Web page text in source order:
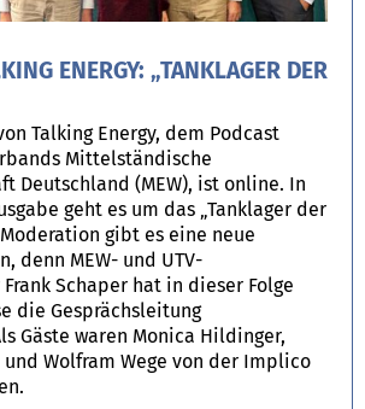
ENERGY: „TANKLAGER DER
Talking Energy, dem Podcast
Mittelständische
Deutschland (MEW), ist online. In
geht es um das „Tanklager der
gibt es eine neue
denn MEW- und UTV-
Schaper hat in dieser Folge
die Gesprächsleitung
Gäste waren Monica Hildinger,
und Wolfram Wege von der Implico